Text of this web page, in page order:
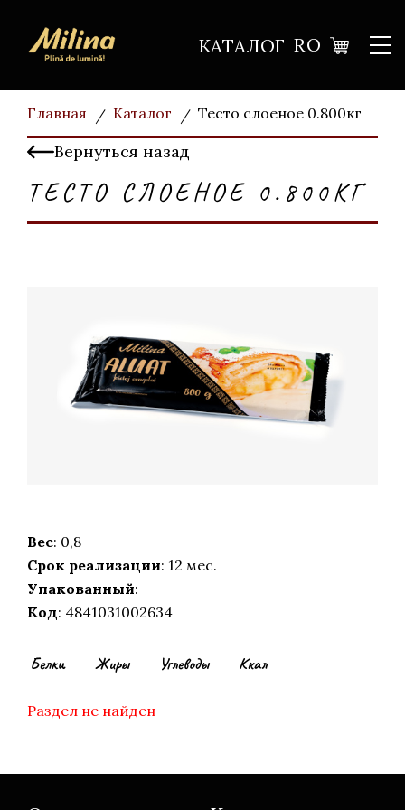
КАТАЛОГ RO
Главная Каталог Тесто слоеное 0.800кг
Вернуться назад
ТЕСТО СЛОЕНОЕ 0.800КГ
Вес: 0,8
Срок реализации: 12 мес.
Упакованный:
Код: 4841031002634
Белки Жиры Углеводы Ккал
Раздел не найден